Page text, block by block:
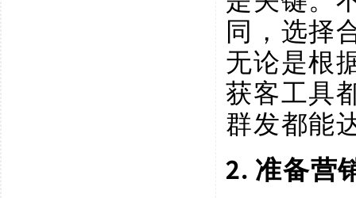
同，选择
无论是根
获客工具
群发都能
2. 准备营